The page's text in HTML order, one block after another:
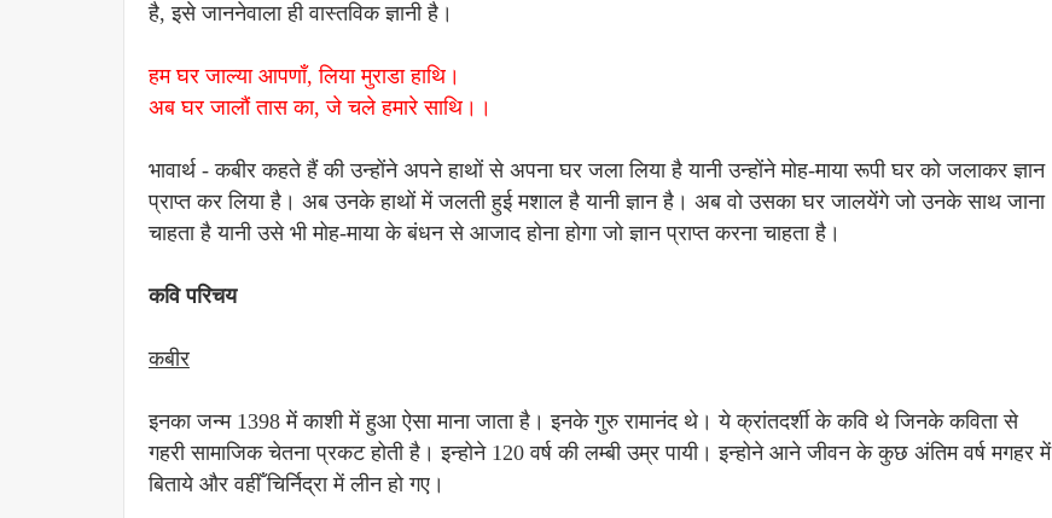
है, इसे जाननेवाला ही वास्तविक ज्ञानी है।
हम घर जाल्या आपणाँ, लिया मुराडा हाथि।
अब घर जालौं तास का, जे चले हमारे साथि।।
भावार्थ - कबीर कहते हैं की उन्होंने अपने हाथों से अपना घर जला लिया है यानी उन्होंने मोह-माया रूपी घर को जलाकर ज्ञान
प्राप्त कर लिया है। अब उनके हाथों में जलती हुई मशाल है यानी ज्ञान है। अब वो उसका घर जालयेंगे जो उनके साथ जाना
चाहता है यानी उसे भी मोह-माया के बंधन से आजाद होना होगा जो ज्ञान प्राप्त करना चाहता है।
कवि परिचय
कबीर
इनका जन्म 1398 में काशी में हुआ ऐसा माना जाता है। इनके गुरु रामानंद थे। ये क्रांतदर्शी के कवि थे जिनके कविता से
गहरी सामाजिक चेतना प्रकट होती है। इन्होने 120 वर्ष की लम्बी उम्र पायी। इन्होने आने जीवन के कुछ अंतिम वर्ष मगहर में
बिताये और वहीँ चिर्निद्रा में लीन हो गए।